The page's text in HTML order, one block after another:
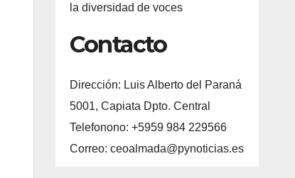
la diversidad de voces
Contacto
Dirección: Luis Alberto del Paraná
5001, Capiata Dpto. Central
Telefonono: +5959 984 229566
Correo: ceoalmada@pynoticias.es